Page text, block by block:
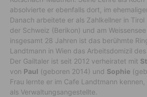
absolvierte er ebenfalls dort, im
Danach arbeitete er als Zahlkellner in
der Schweiz (Berikon) und am
insgesamt 28 Jahren ist das berühmte
Landtmann in Wien das Arbeitsdomizil des
Der Gailtaler ist seit 2012 verheiratet mit
von Paul (geboren 2014) und Sophie
Frau lernte er im Cafe Landtmann
als Verwaltungsangestellte.